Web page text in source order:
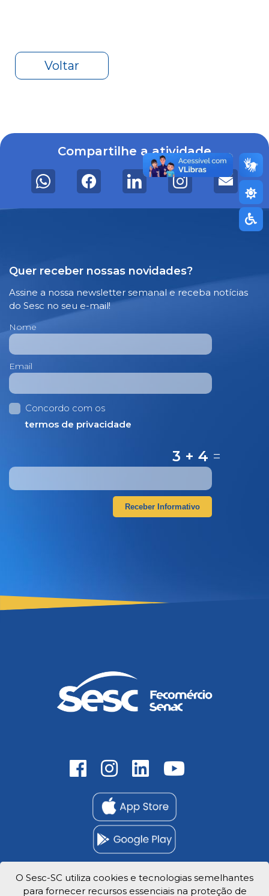
Voltar
Compartilhe a atividade
Quer receber nossas novidades?
Assine a nossa newsletter semanal e receba notícias
do Sesc no seu e-mail!
Nome
Email
Concordo com os
termos de privacidade
3 + 4 =
Receber Informativo
Trabalhe Conosco
O Sesc-SC utiliza cookies e tecnologias semelhantes
para fornecer recursos essenciais na proteção de